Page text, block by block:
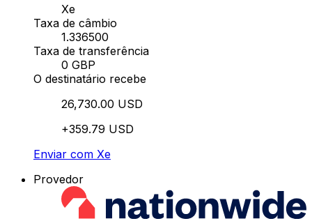
Xe
Taxa de câmbio
1.336500
Taxa de transferência
0 GBP
O destinatário recebe
26,730.00 USD
+359.79 USD
Enviar com Xe
Provedor